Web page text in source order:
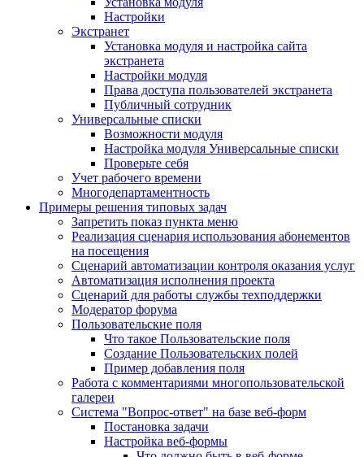
Настройки
Экстранет
Установка модуля и настройка сайта
экстранета
Настройки модуля
Права доступа пользователей экстранета
Публичный сотрудник
Универсальные списки
Возможности модуля
Настройка модуля Универсальные списки
Проверьте себя
Учет рабочего времени
Многодепартаментность
Примеры решения типовых задач
Запретить показ пункта меню
Реализация сценария использования абонементов
на посещения
Сценарий автоматизации контроля оказания услуг
Автоматизация исполнения проекта
Сценарий для работы службы техподдержки
Модератор форума
Пользовательские поля
Что такое Пользовательские поля
Создание Пользовательских полей
Пример добавления поля
Работа с комментариями многопользовательской
галереи
Система "Вопрос-ответ" на базе веб-форм
Постановка задачи
Настройка веб-формы